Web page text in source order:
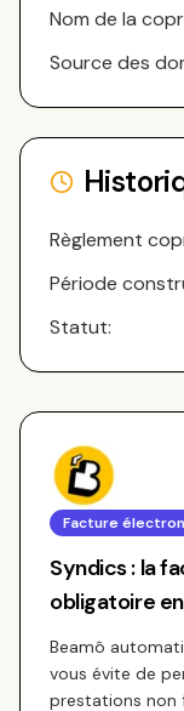
Nom de la
Source des
Règlement
Période
Statut:
Facture
Syndics : la
obligatoire
Beamô
vous évite de
prestations non